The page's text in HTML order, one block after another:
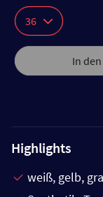
36
In
Highlights
weiß, gelb,